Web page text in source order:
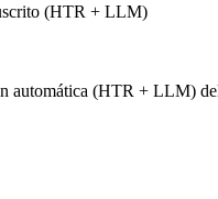
(HTR + LLM)
automática (HTR + LLM)